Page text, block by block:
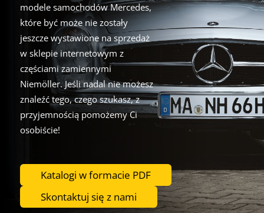
modele samochodów Mercedes,
które być może nie zostały
jeszcze wystawione na sprzedaż
w sklepie internetowym z
częściami zamiennymi
Niemöller. Jeśli nadal nie możesz
znaleźć tego, czego szukasz, z
przyjemnością pomożemy Ci
osobiście!
Katalogi w formacie PDF
Skontaktuj się z nami